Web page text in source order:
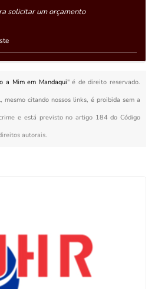
solicitar um orçamento
a Mim em Mandaqui" é de direito reservado.
mesmo citando nossos links, é proibida sem a
e está previsto no artigo 184 do Código
autorais.